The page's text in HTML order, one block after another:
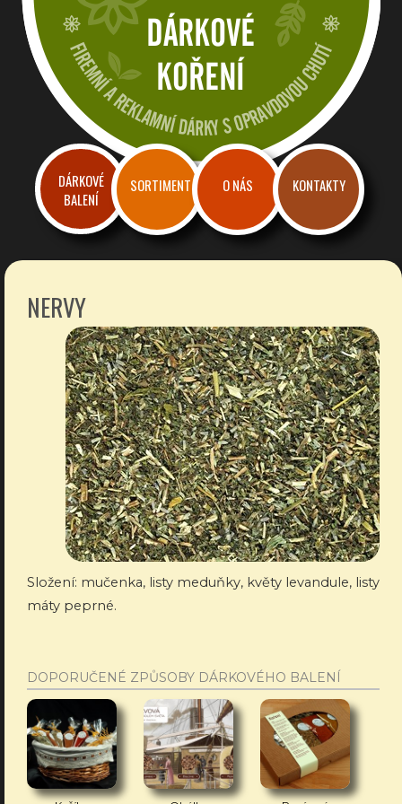
Dárkové a reklamní koření
Firemní dárky a reklama s chutí
DÁRKOVÉ
BALENÍ
SORTIMENT O NÁS KONTAKTY
NERVY
Složení: mučenka, listy meduňky, květy levandule, listy
máty peprné.
DOPORUČENÉ ZPŮSOBY DÁRKOVÉHO BALENÍ